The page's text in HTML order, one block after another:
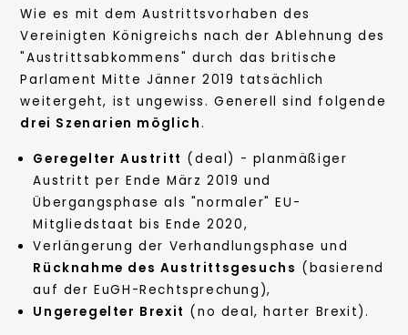
Wie es mit dem Austrittsvorhaben des
Vereinigten Königreichs nach der Ablehnung des
"Austrittsabkommens" durch das britische
Parlament Mitte Jänner 2019 tatsächlich
weitergeht, ist ungewiss. Generell sind folgende
drei Szenarien möglich.
Geregelter Austritt (deal) - planmäßiger
Austritt per Ende März 2019 und
Übergangsphase als "normaler" EU-
Mitgliedstaat bis Ende 2020,
Verlängerung der Verhandlungsphase und
Rücknahme des Austrittsgesuchs (basierend
auf der EuGH-Rechtsprechung),
Ungeregelter Brexit (no deal, harter Brexit).